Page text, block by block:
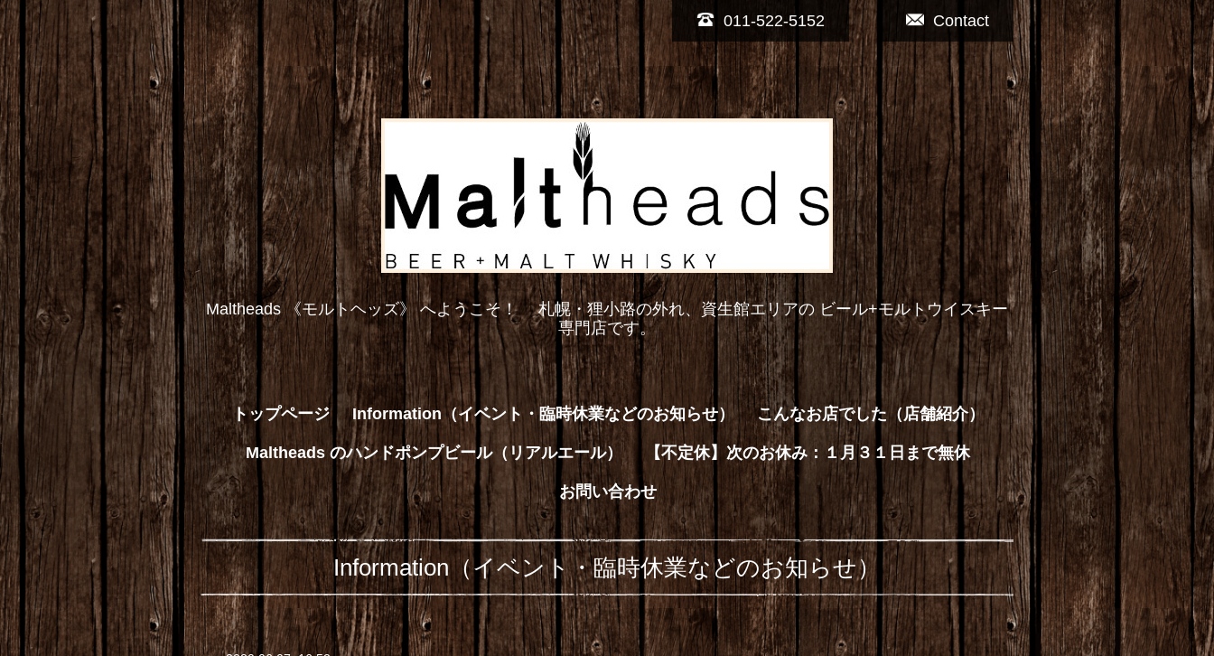
Contact
011-522-5152
Maltheads 《モルトヘッズ》 へようこそ！ 札幌・狸小路の外れ、資生館エリアの ビール+モルトウイスキー
専門店です。
トップページ Information（イベント・臨時休業などのお知らせ） こんなお店でした（店舗紹介）
Maltheads のハンドポンプビール（リアルエール） 【不定休】次のお休み：１月３１日まで無休
お問い合わせ
Information（イベント・臨時休業などのお知らせ）